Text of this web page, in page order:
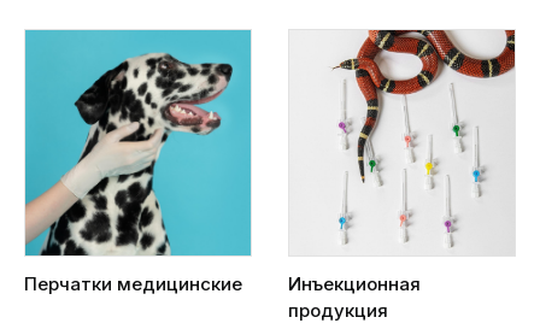
Перчатки медицинские
Инъекционная
продукция